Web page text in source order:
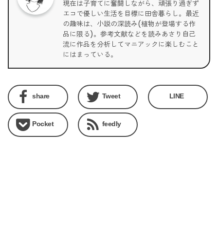
現在は子育てに奮闘しながら、頑張り過ぎず
エコで優しい生活を目標に田舎暮らし。最近
の趣味は、小説の深読み(植物が登場する作
品に限る)。参考文献などを読みあさり自己
流に作品を分析してマニアックに楽しむこと
にはまっている。
share Tweet LINE
Pocket feedly